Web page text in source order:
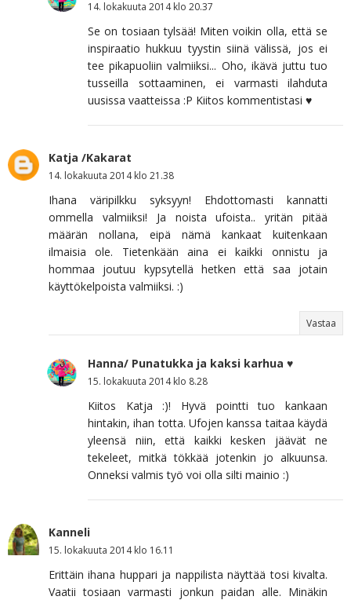
14. lokakuuta 2014 klo 20.37
Se on tosiaan tylsää! Miten voikin olla, että se
inspiraatio hukkuu tyystin siinä välissä, jos ei
tee pikapuoliin valmiiksi... Oho, ikävä juttu tuo
tusseilla sottaaminen, ei varmasti ilahduta
uusissa vaatteissa :P Kiitos kommentistasi ♥
Katja /Kakarat
14. lokakuuta 2014 klo 21.38
Ihana väripilkku syksyyn! Ehdottomasti kannatti
ommella valmiiksi! Ja noista ufoista.. yritän pitää
määrän nollana, eipä nämä kankaat kuitenkaan
ilmaisia ole. Tietenkään aina ei kaikki onnistu ja
hommaa joutuu kypsytellä hetken että saa jotain
käyttökelpoista valmiiksi. :)
Vastaa
Hanna/ Punatukka ja kaksi karhua ♥
15. lokakuuta 2014 klo 8.28
Kiitos Katja :)! Hyvä pointti tuo kankaan
hintakin, ihan totta. Ufojen kanssa taitaa käydä
yleensä niin, että kaikki kesken jäävät ne
tekeleet, mitkä tökkää jotenkin jo alkuunsa.
Onneksi valmis työ voi olla silti mainio :)
Kanneli
15. lokakuuta 2014 klo 16.11
Erittäin ihana huppari ja nappilista näyttää tosi kivalta.
Vaatii tosiaan varmasti jonkun paidan alle. Minäkin